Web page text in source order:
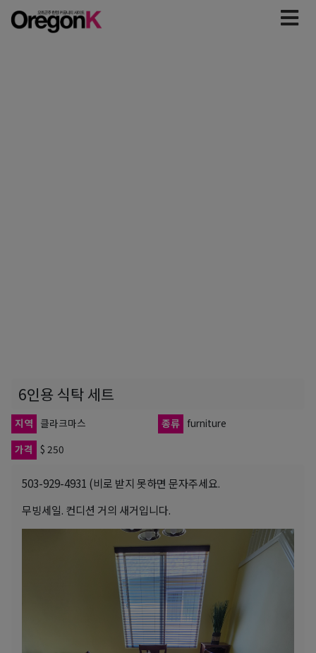
6인용 식탁 세트
지역 클라크마스 종류 furniture
가격 $ 250
503-929-4931 (비로 받지 못하면 문자주세요.
무빙세일. 컨디션 거의 새거입니다.